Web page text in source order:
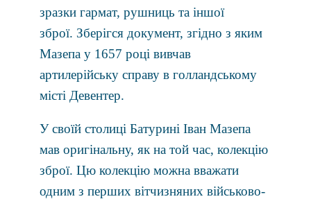
зразки гармат, рушниць та іншої
зброї. Зберігся документ, згідно з яким
Мазепа у 1657 році вивчав
артилерійську справу в голландському
місті Девентер.
У своїй столиці Батурині Іван Мазепа
мав оригінальну, як на той час, колекцію
зброї. Цю колекцію можна вважати
одним з перших вітчизняних військово-